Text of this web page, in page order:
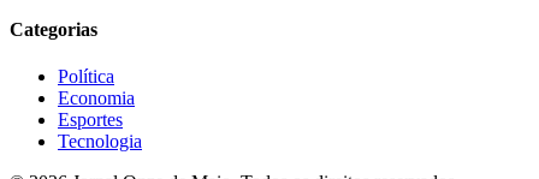
Categorias
Política
Economia
Esportes
Tecnologia